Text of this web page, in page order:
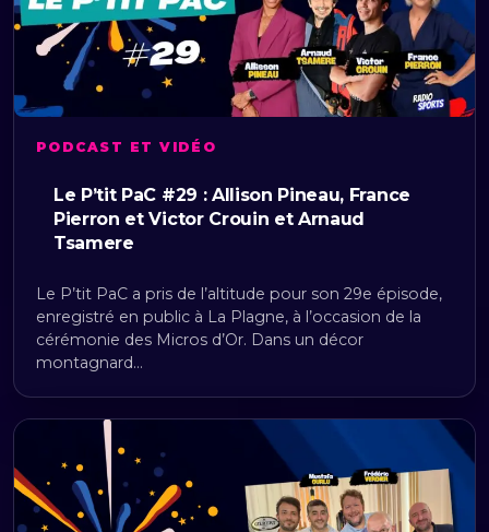
PODCAST ET VIDÉO
Le P’tit PaC #29 : Allison Pineau, France
Pierron et Victor Crouin et Arnaud
Tsamere
Le P’tit PaC a pris de l’altitude pour son 29e épisode,
enregistré en public à La Plagne, à l’occasion de la
cérémonie des Micros d’Or. Dans un décor
montagnard…